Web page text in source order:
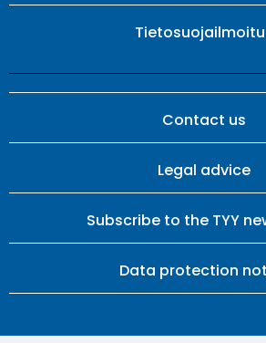
Contact us
Legal advice
Subscribe to the TYY
Data protection